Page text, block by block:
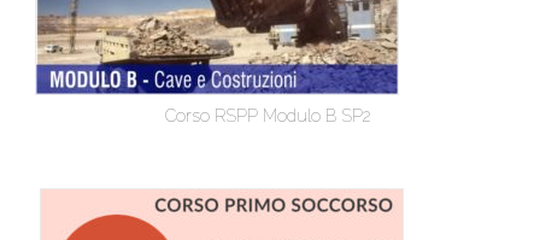
Corso RSPP Modulo B SP2